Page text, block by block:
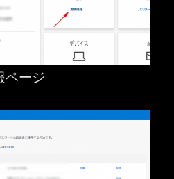
ページ